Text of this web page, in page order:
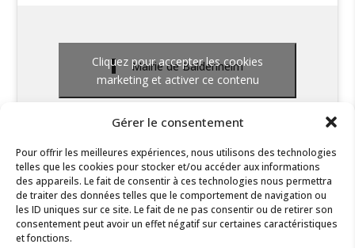
Gérer le consentement
Pour offrir les meilleures expériences, nous utilisons des technologies
telles que les cookies pour stocker et/ou accéder aux informations
des appareils. Le fait de consentir à ces technologies nous permettra
de traiter des données telles que le comportement de navigation ou
les ID uniques sur ce site. Le fait de ne pas consentir ou de retirer son
consentement peut avoir un effet négatif sur certaines caractéristiques
et fonctions.
Mairie de Baldenheim
Cliquez pour accepter les cookies
marketing et activer ce contenu